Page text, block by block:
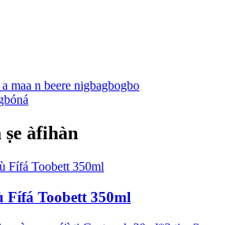
maa n beere nigbagbogbo
àfihàn
Fífá Toobett 350ml